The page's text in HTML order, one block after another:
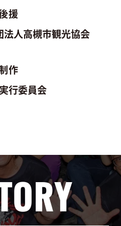
援
人高槻市観光協会
作
行委員会